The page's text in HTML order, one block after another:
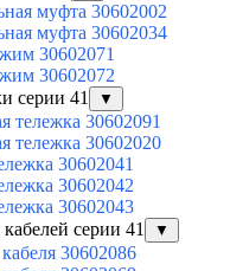
муфта 30602002
муфта 30602034
30602071
30602072
серии 41
▼
тележка 30602091
тележка 30602020
30602041
30602042
30602043
серии 41
▼
30602086